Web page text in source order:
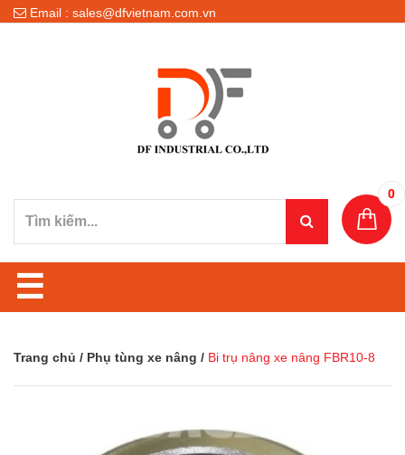
Email : sales@dfvietnam.com.vn
0
☰
Trang chủ / Phụ tùng xe nâng / Bi trụ nâng xe nâng FBR10-8